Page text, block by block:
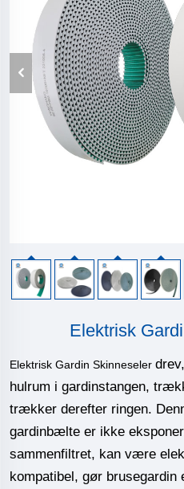
Elektrisk
Elektrisk Gardin Skinneseler
hulrum i gardinstangen,
trækker derefter ringen.
gardinbælte er ikke
sammenfiltret, kan være
kompatibel, gør brusegardin